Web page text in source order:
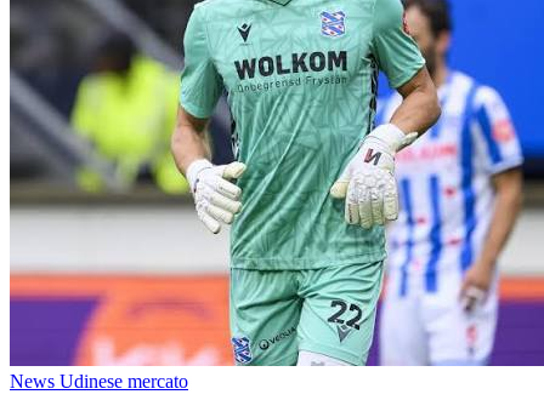
News Udinese mercato